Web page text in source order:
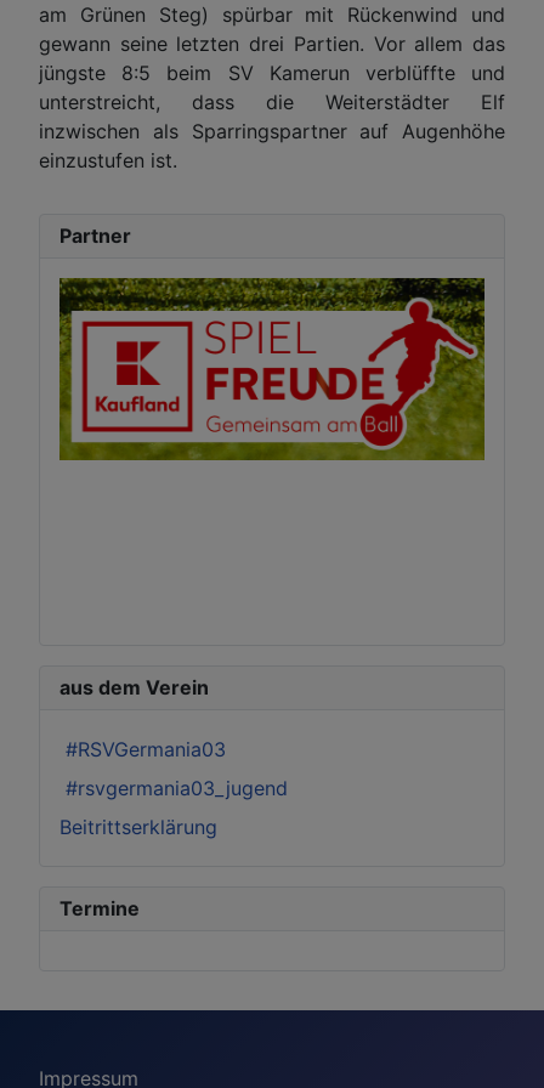
am Grünen Steg) spürbar mit Rückenwind und
gewann seine letzten drei Partien. Vor allem das
jüngste 8:5 beim SV Kamerun verblüffte und
unterstreicht, dass die Weiterstädter Elf
inzwischen als Sparringspartner auf Augenhöhe
einzustufen ist.
Partner
aus dem Verein
#RSVGermania03
#rsvgermania03_jugend
Beitrittserklärung
Termine
Impressum